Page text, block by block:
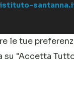
le tue
su "Accetta